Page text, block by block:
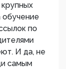
обучение
по
И да, не
самым